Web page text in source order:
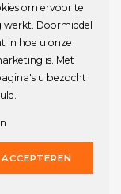
Golfspelende
doorDirk
om ervoor te
werkt. Doormiddel
in hoe u onze
is. Met
u bezocht
ACCEPTEREN